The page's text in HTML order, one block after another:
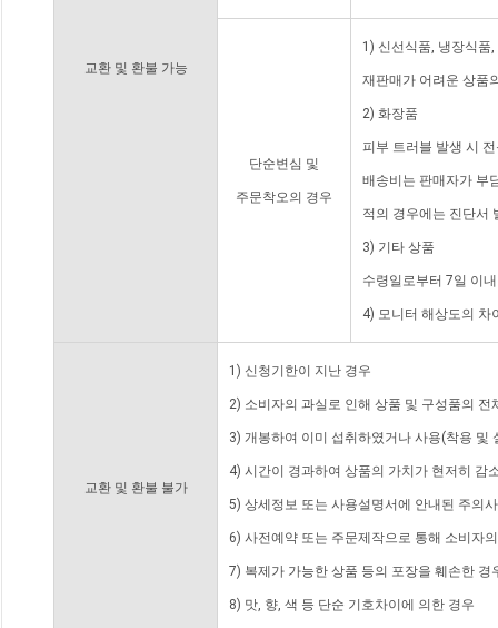
교환 및 환불 가능
단순변심 및
주문착오의 경우
1) 신선식품, 냉장식품
재판매가 어려운 상품
2) 화장품
피부 트러블 발생 시
배송비는 판매자가 부
적의 경우에는 진단서
3) 기타 상품
수령일로부터 7일 이
4) 모니터 해상도의 차
교환 및 환불 불가
1) 신청기한이 지난 경우
2) 소비자의 과실로 인해 상품 및 구성품의
3) 개봉하여 이미 섭취하였거나 사용(착용 및
4) 시간이 경과하여 상품의 가치가 현저히 감
5) 상세정보 또는 사용설명서에 안내된 주의
6) 사전예약 또는 주문제작으로 통해 소비자
7) 복제가 가능한 상품 등의 포장을 훼손한 경
8) 맛, 향, 색 등 단순 기호차이에 의한 경우